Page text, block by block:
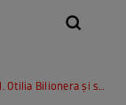
Cum va arată evenimentul care va avea loc anul viitor: „Dacă o să fie totul...” / VIDEO